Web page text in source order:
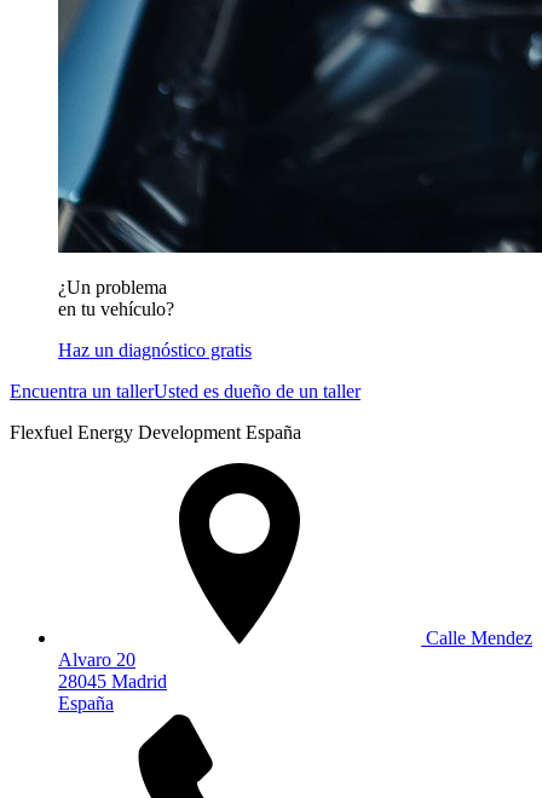
¿Un problema
en tu vehículo?
Haz un diagnóstico gratis
Encuentra un tallerUsted es dueño de un taller
Flexfuel Energy Development España
Calle Mendez
Alvaro 20
28045 Madrid
España